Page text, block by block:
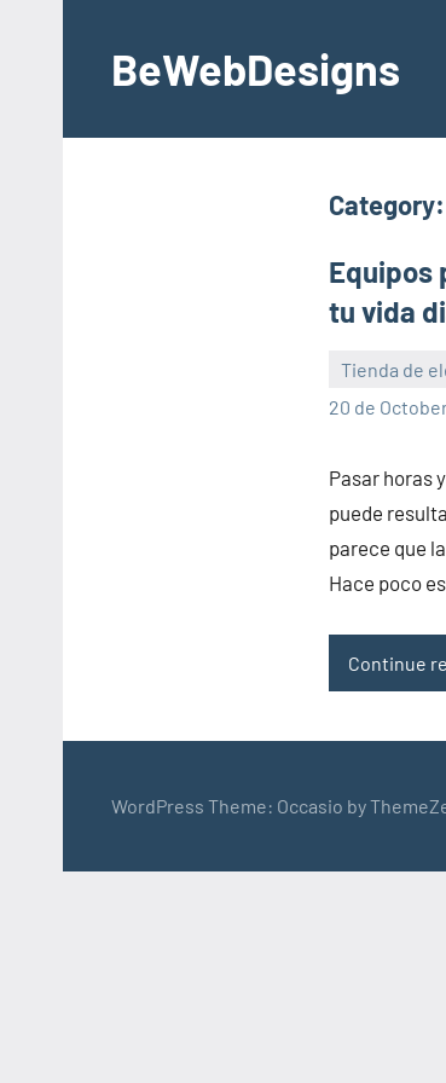
contentBeWebDesigns
Category:
Equipos
tu vida
Tienda de
20 de
lola
Pasar horas
puede
parece que
Hace poco
Continue
WordPress Theme: Occasio by